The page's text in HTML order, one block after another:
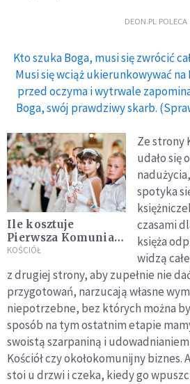
DEON.PL POLECA
Kto szuka Boga, musi się zwrócić
Musi się wciąż ukierunkowywać na
przed oczyma i wytrwale
Boga, swój prawdziwy skarb.
Ile kosztuje
Pierwsza Komunia
2026? Rodzice
wcześniej
KOŚCIÓŁ
Ze strony
udało się
spotyka
czasami
księża
widzą
z drugiej strony, aby zupełnie nie
przygotowań, narzucają własne
niepotrzebne, bez których można
sposób na tym ostatnim etapie
swoistą szarpaniną i
Kościół czy okołokomunijny biznes.
stoi u drzwi i czeka, kiedy go